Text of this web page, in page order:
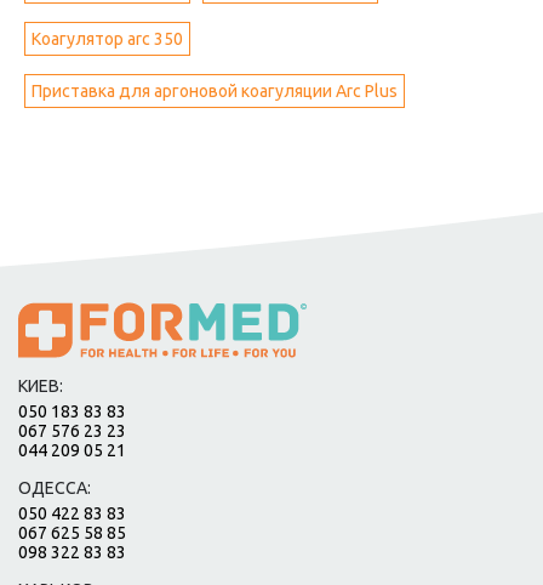
Коагулятор arc 350
Приставка для аргоновой коагуляции Arc Plus
КИЕВ:
050 183 83 83
067 576 23 23
044 209 05 21
ОДЕССА:
050 422 83 83
067 625 58 85
098 322 83 83